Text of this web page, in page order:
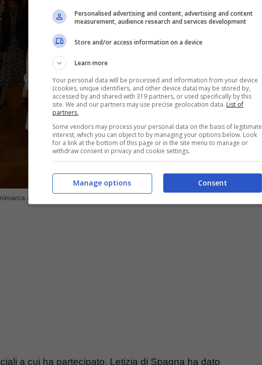
(Blueshouse.it)
a cui ha partecipato, Letizia di Spagna ha dato
Personalised advertising and content, advertising and content
measurement, audience research and services development
Store and/or access information on a device
Learn more
Your personal data will be processed and information from your device
(cookies, unique identifiers, and other device data) may be stored by,
accessed by and shared with 319 partners, or used specifically by this
site. We and our partners may use precise geolocation data. List of
partners.
Some vendors may process your personal data on the basis of legitimate
interest, which you can object to by managing your options below. Look
for a link at the bottom of this page or in the site menu to manage or
withdraw consent in privacy and cookie settings.
Consent
Manage options